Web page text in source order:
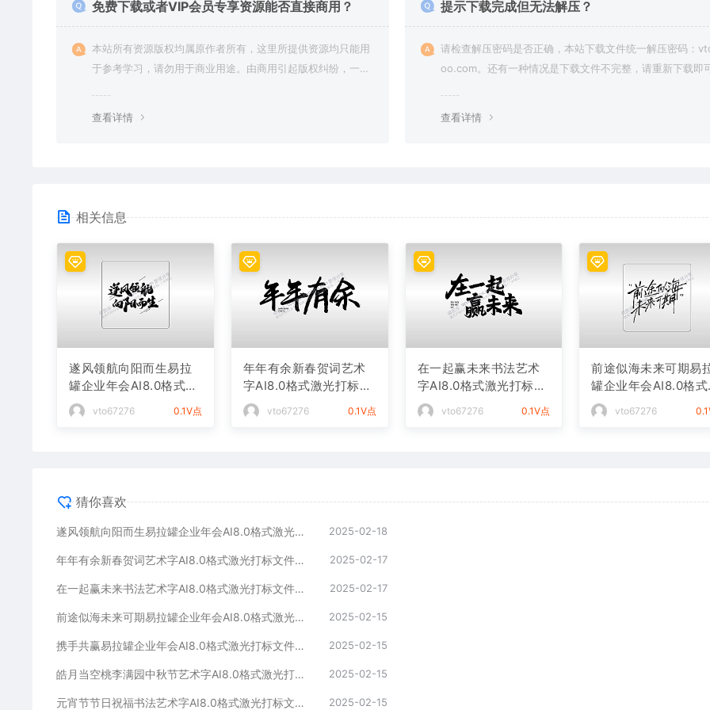
免费下载或者VIP会员专享资源能否直接商用？
本站所有资源版权均属原作者所有，这里所提供资源均只能用
于参考学习，请勿用于商业用途。由商用引起版权纠纷，一切
查看详情
提示下载完成但无法解压？
请检查解压密码是否正确，本站下载文件统一解压密码：
oo.com。还有一种情况是下载文件不完整，请重新下载即可
查看详情
相关信息
遂风领航向阳而生易拉
罐企业年会AI8.0格式激
光打标文件通用矢量图
vto67276 0.1V点
年年有余新春贺词艺术
字AI8.0格式激光打标文
件通用矢量图
vto67276 0.1V点
在一起赢未来书法艺术
字AI8.0格式激光打标文
件通用矢量图
vto67276 0.1V点
前途似海未来可期易
罐企业年会AI8.0格式
光打标文件通用矢量图
vto67276
猜你喜欢
遂风领航向阳而生易拉罐企业年会AI8.0格式激光打标文件通用矢量图 2025-02-18
年年有余新春贺词艺术字AI8.0格式激光打标文件通用矢量图 2025-02-17
在一起赢未来书法艺术字AI8.0格式激光打标文件通用矢量图 2025-02-17
前途似海未来可期易拉罐企业年会AI8.0格式激光打标文件通用矢量图 2025-02-15
携手共赢易拉罐企业年会AI8.0格式激光打标文件通用矢量图 2025-02-15
皓月当空桃李满园中秋节艺术字AI8.0格式激光打标文件通用矢量图 2025-02-15
元宵节节日祝福书法艺术字AI8.0格式激光打标文件通用矢量图 2025-02-15